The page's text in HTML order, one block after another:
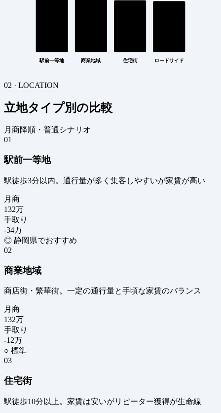
駅前一等地 商業地域 住宅街 ロードサイド
02 · LOCATION
立地タイプ別の比較
月商降順・普通シナリオ
01
駅前一等地
駅徒歩3分以内。通行量が多く集客しやすいが家賃が高い
月商
132万
手取り
-34万
◎ 静岡県でおすすめ
02
商業地域
商店街・繁華街。一定の通行量と手頃な家賃のバランス
月商
132万
手取り
-12万
○ 標準
03
住宅街
駅徒歩10分以上。家賃は安いがリピーター獲得が生命線